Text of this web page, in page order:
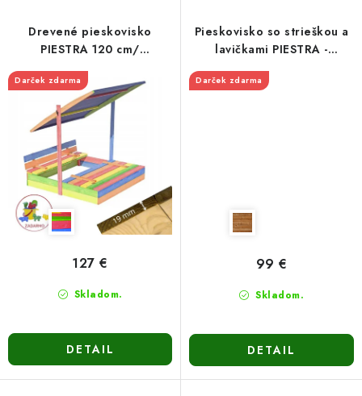
Drevené pieskovisko
PIESTRA 120 cm/
viacfarebné
Darček zdarma
Skladom.
127 €
DETAIL
Pieskovisko so strieškou a
lavičkami PIESTRA -
zatváracie 120cm-hnedé
Darček zdarma
Skladom.
99 €
DETAIL